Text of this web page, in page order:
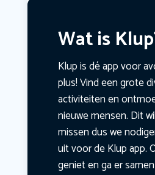
Wat is
Klup is dé app voor
plus! Vind een grote
activiteiten en
nieuwe mensen. Dit
missen dus we
uit voor de Klup app.
geniet en ga er